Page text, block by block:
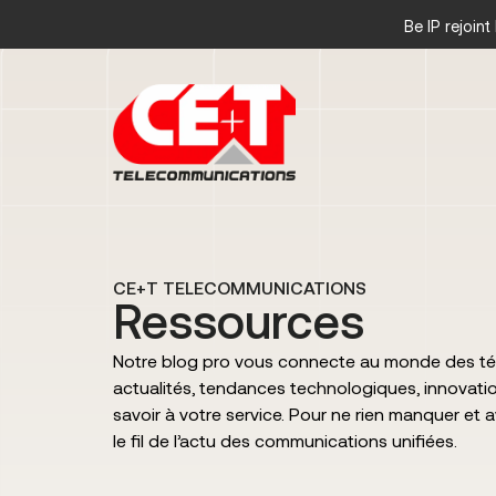
Be IP
CE+T TELECOMMUNICATIONS
Ressources
Notre blog pro vous connecte au monde des
actualités, tendances technologiques,
savoir à votre service. Pour ne rien manquer et
le fil de l’actu des communications unifiées.